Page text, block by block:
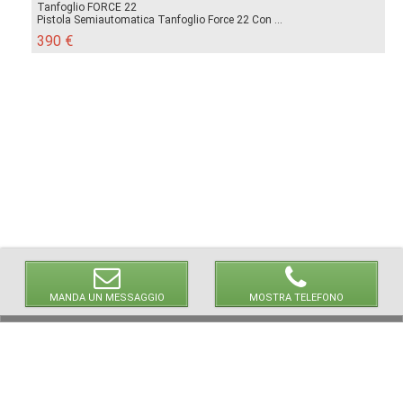
MANDA UN MESSAGGIO MOSTRA TELEFONO
Tanfoglio FORCE 22
Pistola Semiautomatica Tanfoglio Force 22 Con ...
390 €